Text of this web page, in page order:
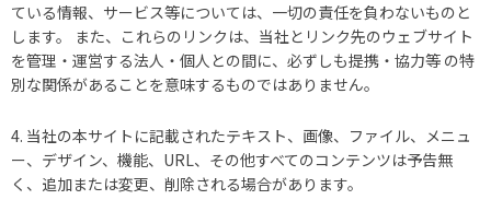
ている情報、サービス等については、一切の責任を負わないものと
します。 また、これらのリンクは、当社とリンク先のウェブサイト
を管理・運営する法人・個人との間に、必ずしも提携・協力等 の特
別な関係があることを意味するものではありません。
4. 当社の本サイトに記載されたテキスト、画像、ファイル、メニュ
ー、デザイン、機能、URL、その他すべてのコンテンツは予告無
く、追加または変更、削除される場合があります。